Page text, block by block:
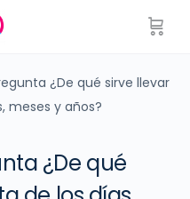
¿De qué sirve llevar
meses y años?
¿De qué